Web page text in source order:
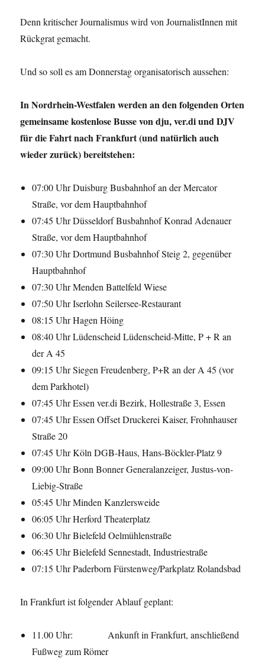
Denn kritischer Journalismus wird von JournalistInnen mit
Rückgrat gemacht.
Und so soll es am Donnerstag organisatorisch aussehen:
In Nordrhein-Westfalen werden an den folgenden Orten
gemeinsame kostenlose Busse von dju, ver.di und DJV
für die Fahrt nach Frankfurt (und natürlich auch
wieder zurück) bereitstehen:
07:00 Uhr Duisburg Busbahnhof an der Mercator
Straße, vor dem Hauptbahnhof
07:45 Uhr Düsseldorf Busbahnhof Konrad Adenauer
Straße, vor dem Hauptbahnhof
07:30 Uhr Dortmund Busbahnhof Steig 2, gegenüber
Hauptbahnhof
07:30 Uhr Menden Battelfeld Wiese
07:50 Uhr Iserlohn Seilersee-Restaurant
08:15 Uhr Hagen Höing
08:40 Uhr Lüdenscheid Lüdenscheid-Mitte, P + R an
der A 45
09:15 Uhr Siegen Freudenberg, P+R an der A 45 (vor
dem Parkhotel)
07:45 Uhr Essen ver.di Bezirk, Hollestraße 3, Essen
07:45 Uhr Essen Offset Druckerei Kaiser, Frohnhauser
Straße 20
07:45 Uhr Köln DGB-Haus, Hans-Böckler-Platz 9
09:00 Uhr Bonn Bonner Generalanzeiger, Justus-von-
Liebig-Straße
05:45 Uhr Minden Kanzlersweide
06:05 Uhr Herford Theaterplatz
06:30 Uhr Bielefeld Oelmühlenstraße
06:45 Uhr Bielefeld Sennestadt, Industriestraße
07:15 Uhr Paderborn Fürstenweg/Parkplatz Rolandsbad
In Frankfurt ist folgender Ablauf geplant:
11.00 Uhr: Ankunft in Frankfurt, anschließend
Fußweg zum Römer